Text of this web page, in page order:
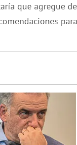
que agregue